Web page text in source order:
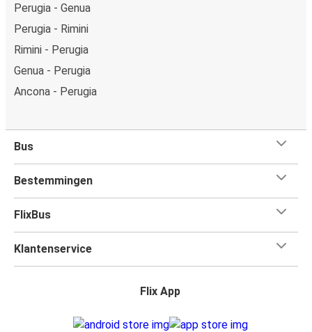
Perugia - Genua
Perugia - Rimini
Rimini - Perugia
Genua - Perugia
Ancona - Perugia
Bus
Bestemmingen
FlixBus
Klantenservice
Flix App